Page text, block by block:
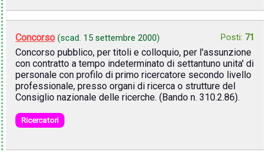
Concorso (scad. 15 settembre 2000) Posti: 71
Concorso pubblico, per titoli e colloquio, per l'assunzione
con contratto a tempo indeterminato di settantuno unita' di
personale con profilo di primo ricercatore secondo livello
professionale, presso organi di ricerca o strutture del
Consiglio nazionale delle ricerche. (Bando n. 310.2.86).
Ricercatori